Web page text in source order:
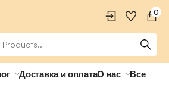
0
Доставка и оплатаО нас Все о